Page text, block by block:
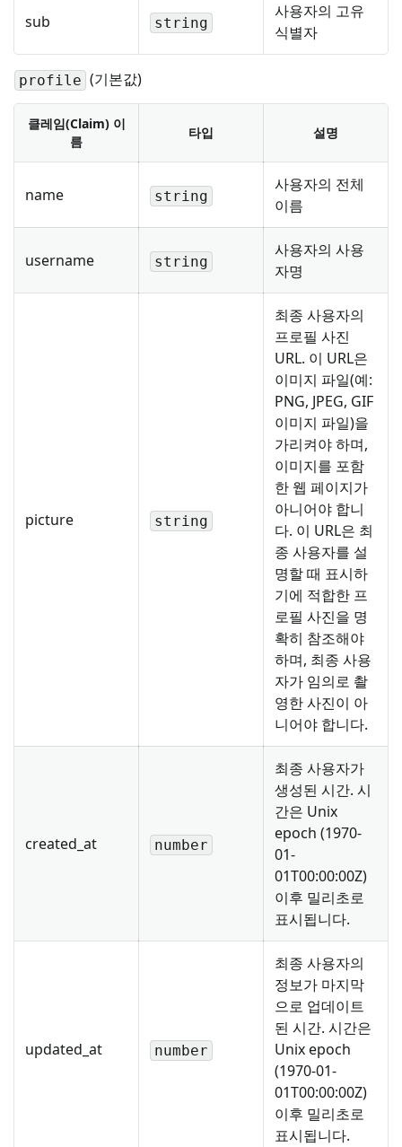
sub string
사용자의 고유
식별자
profile (기본값)
클레임(Claim) 이
름
타입 설명
name string
사용자의 전체
이름
username string
사용자의 사용
자명
picture string
최종 사용자의
프로필 사진
URL. 이 URL은
이미지 파일(예:
PNG, JPEG, GIF
이미지 파일)을
가리켜야 하며,
이미지를 포함
한 웹 페이지가
아니어야 합니
다. 이 URL은 최
종 사용자를 설
명할 때 표시하
기에 적합한 프
로필 사진을 명
확히 참조해야
하며, 최종 사용
자가 임의로 촬
영한 사진이 아
니어야 합니다.
created_at number
최종 사용자가
생성된 시간. 시
간은 Unix
epoch (1970-
01-
01T00:00:00Z)
이후 밀리초로
표시됩니다.
updated_at number
최종 사용자의
정보가 마지막
으로 업데이트
된 시간. 시간은
Unix epoch
(1970-01-
01T00:00:00Z)
이후 밀리초로
표시됩니다.